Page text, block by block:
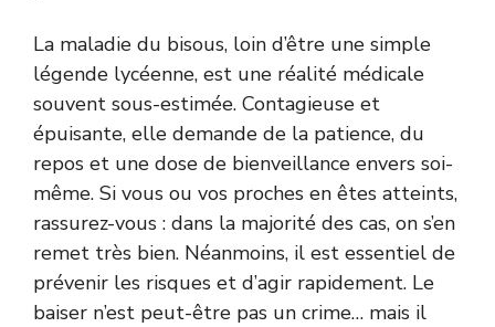
La maladie du bisous, loin d’être une simple
légende lycéenne, est une réalité médicale
souvent sous-estimée. Contagieuse et
épuisante, elle demande de la patience, du
repos et une dose de bienveillance envers soi-
même. Si vous ou vos proches en êtes atteints,
rassurez-vous : dans la majorité des cas, on s’en
remet très bien. Néanmoins, il est essentiel de
prévenir les risques et d’agir rapidement. Le
baiser n’est peut-être pas un crime… mais il